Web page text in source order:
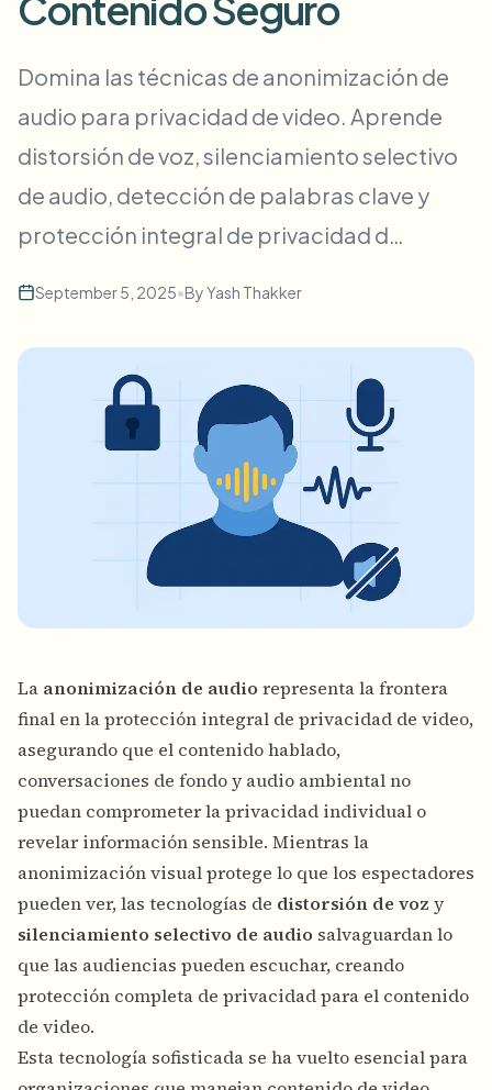
Inteligencia de video
Procesa muchos vídeos de una vez
Desenfoque masivo de rostros
Desenfocar cualquier cosa
Zonas empresariales, políticas y revisión
API & SDK
Automatizar cargas, trabajos y webhooks
Formulario de contacto
Eliminación de fondo en masa
Domina las técnicas de anonimización de
audio para privacidad de video. Aprende
distorsión de voz, silenciamiento selectivo
de audio, detección de palabras clave y
protección integral de privacidad d…
September 5, 2025•ByYash Thakker
La anonimización de audio representa la frontera
final en la protección integral de privacidad de video,
asegurando que el contenido hablado,
conversaciones de fondo y audio ambiental no
puedan comprometer la privacidad individual o
revelar información sensible. Mientras la
anonimización visual protege lo que los espectadores
pueden ver, las tecnologías de distorsión de voz y
silenciamiento selectivo de audio salvaguardan lo
que las audiencias pueden escuchar, creando
protección completa de privacidad para el contenido
de video.
Esta tecnología sofisticada se ha vuelto esencial para